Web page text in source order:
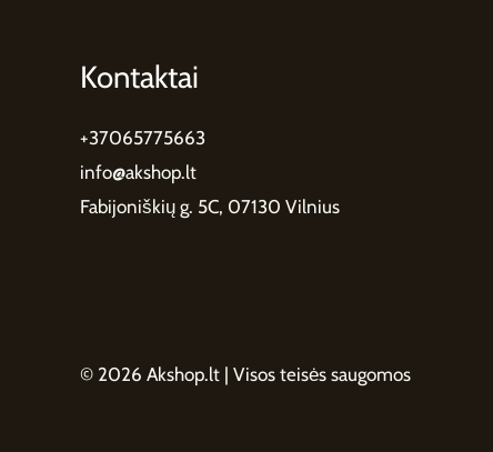
Kontaktai
+37065775663
info@akshop.lt
Fabijoniškių g. 5C, 07130 Vilnius
© 2026 Akshop.lt | Visos teisės saugomos